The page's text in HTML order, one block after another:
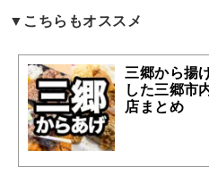
▼こちらもオススメ
三郷から揚
した三郷市
店まとめ